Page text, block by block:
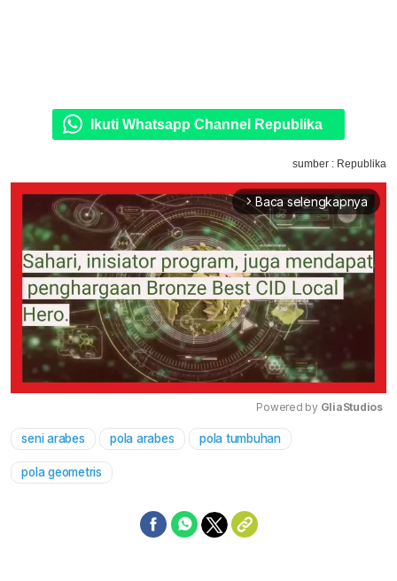
Ikuti Whatsapp Channel Republika
sumber : Republika
arrow_forward_ios Baca selengkapnya
Powered by GliaStudios
seni arabes pola arabes pola tumbuhan
pola geometris